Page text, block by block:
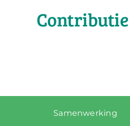
Contributie
Samenwerking